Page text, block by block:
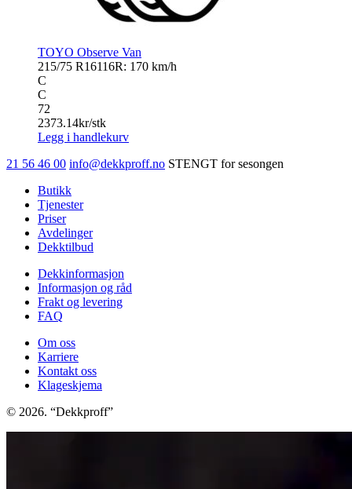
TOYO Observe Van
215/75 R16116R: 170 km/h
C
C
72
2373.14kr/stk
Legg i handlekurv
21 56 46 00 info@dekkproff.no STENGT for sesongen
Butikk
Tjenester
Priser
Avdelinger
Dekktilbud
Dekkinformasjon
Informasjon og råd
Frakt og levering
FAQ
Om oss
Karriere
Kontakt oss
Klageskjema
© 2026. “Dekkproff”